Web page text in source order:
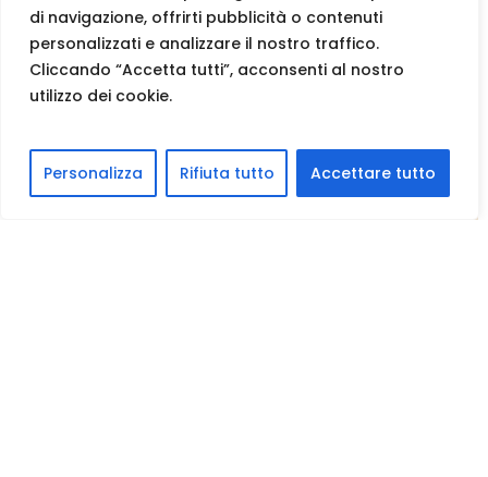
di navigazione, offrirti pubblicità o contenuti
personalizzati e analizzare il nostro traffico.
Cliccando “Accetta tutti”, acconsenti al nostro
utilizzo dei cookie.
Personalizza Rifiuta tutto Accettare tutto